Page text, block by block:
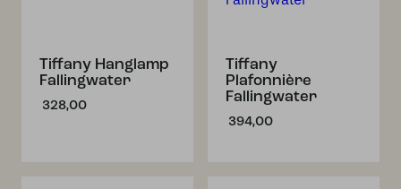
Tiffany Hanglamp
Fallingwater
328,00
Tiffany
Plafonnière
Fallingwater
394,00